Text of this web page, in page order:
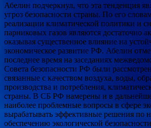
Абелин подчеркнул, что эта тенденция
угроз безопасности страны. По его
реализации климатической политики и
парниковых газов являются достаточно
оказывая существенное влияние на
экономическое развитие РФ. Абелин
последнее время на заседаниях
Совета безопасности РФ были
связанные с качеством воздуха, воды,
производства и потребления,
страны. В СБ РФ намерены и в
наиболее проблемные вопросы в сфере
вырабатывать эффективные решения по
обеспечению экологической